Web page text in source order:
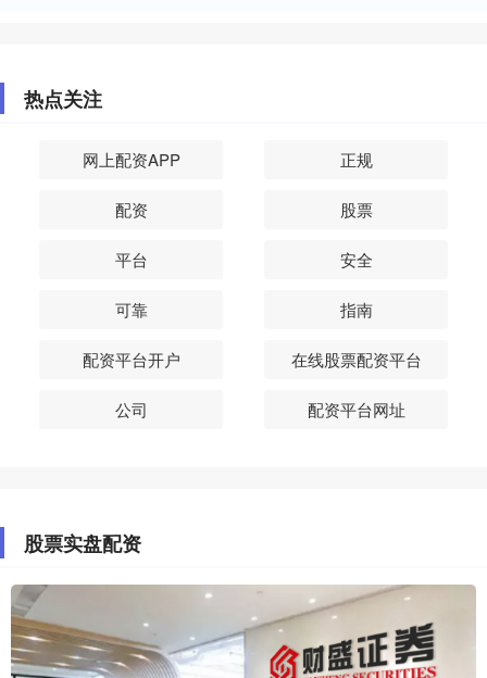
热点关注
网上配资APP 正规
配资 股票
平台 安全
可靠 指南
配资平台开户 在线股票配资平台
公司 配资平台网址
股票实盘配资